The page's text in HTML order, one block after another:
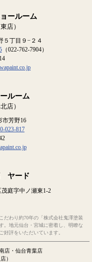
ールーム
店）
５丁目９−２４
（022-762-7904）
ルーム
店）
芳野16
023-817
ヤード
庭字中ノ瀬東1-2
だわり約70年の「株式会社鬼澤塗装
。地元仙台・宮城に密着し、明瞭な
好評をいただいています。
店・仙台青葉店
）